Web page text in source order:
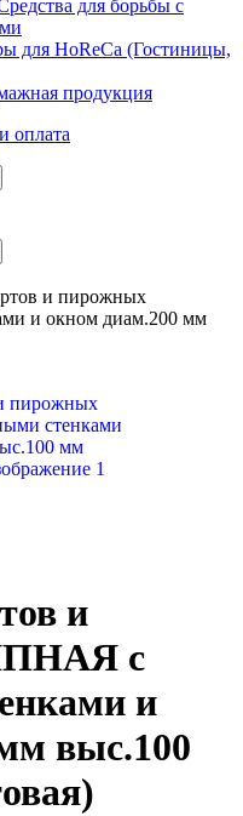
для борьбы с
для HoReCa (Гостиницы,
продукция
оплата
и пирожных
и окном диам.200 мм
и
с
и
выс.100